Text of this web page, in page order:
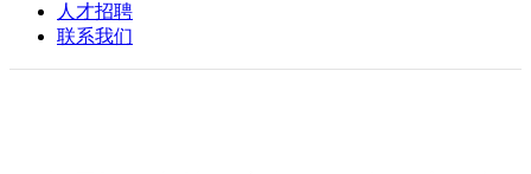
人才招聘
联系我们